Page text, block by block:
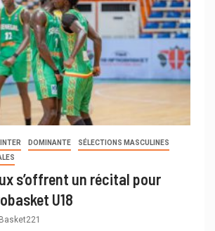
DOMINANTE
SÉLECTIONS MASCULINES
s’offrent un récital pour
U18
Basket221